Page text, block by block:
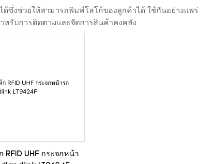
ได้ซึ่งช่วยให้สามารถพิมพ์โลโก้ของลูกค้าได้ ใช้กันอย่างแพร่
หรับการติดตามและจัดการสินค้าคงคลัง
RFID UHF กระจกหน้า